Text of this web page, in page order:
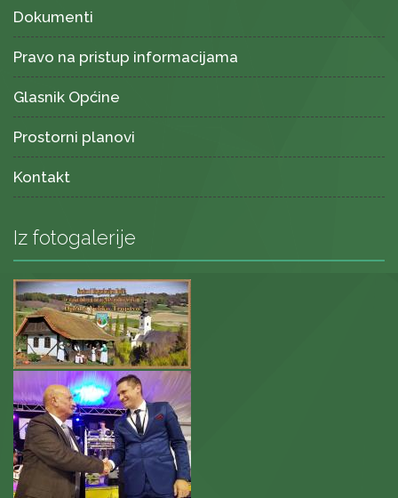
Dokumenti
Pravo na pristup informacijama
Glasnik Općine
Prostorni planovi
Kontakt
Iz fotogalerije